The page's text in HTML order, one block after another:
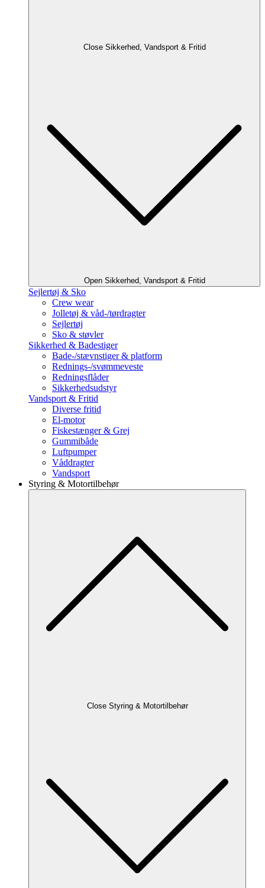
Close Sikkerhed, Vandsport & Fritid
Open Sikkerhed, Vandsport & Fritid
Sejlertøj & Sko
Crew wear
Jolletøj & våd-/tørdragter
Sejlertøj
Sko & støvler
Sikkerhed & Badestiger
Bade-/stævnstiger & platform
Rednings-/svømmeveste
Redningsflåder
Sikkerhedsudstyr
Vandsport & Fritid
Diverse fritid
El-motor
Fiskestænger & Grej
Gummibåde
Luftpumper
Våddragter
Vandsport
Styring & Motortilbehør
Close Styring & Motortilbehør